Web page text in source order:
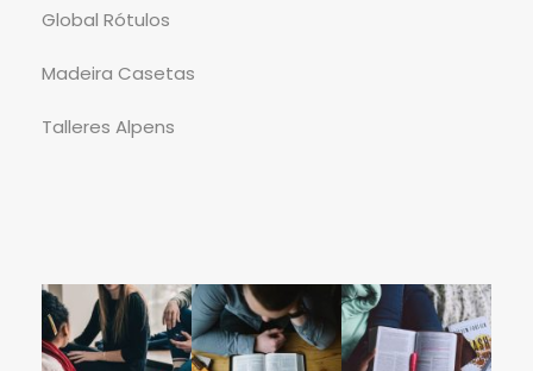
Global Rótulos
Madeira Casetas
Talleres Alpens